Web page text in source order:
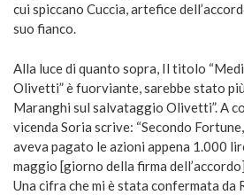
cui spiccano Cuccia, artefice
suo fianco.
Alla luce di quanto sopra, Il titolo
Olivetti” è fuorviante, sarebbe stato
Maranghi sul salvataggio Olivetti”. A
vicenda Soria scrive: “Secondo
aveva pagato le azioni appena 1.000
maggio [giorno della firma
Una cifra che mi è stata confermata